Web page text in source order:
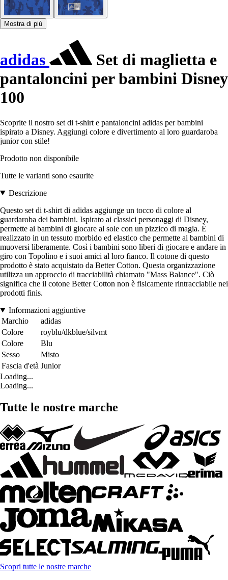
Mostra di più
adidas
Set di maglietta e
pantaloncini per bambini Disney
100
Scoprite il nostro set di t-shirt e pantaloncini adidas per bambini
ispirato a Disney. Aggiungi colore e divertimento al loro guardaroba
junior con stile!
Prodotto non disponibile
Tutte le varianti sono esaurite
Descrizione
Questo set di t-shirt di adidas aggiunge un tocco di colore al
guardaroba dei bambini. Ispirato ai classici personaggi di Disney,
permette ai bambini di giocare al sole con un pizzico di magia. È
realizzato in un tessuto morbido ed elastico che permette ai bambini di
muoversi liberamente. Così i bambini sono liberi di giocare e andare in
giro con Topolino e i suoi amici al loro fianco. Il cotone di questo
prodotto è stato acquistato da Better Cotton. Questa organizzazione
utilizza un approccio di tracciabilità chiamato "Mass Balance". Ciò
significa che il cotone Better Cotton non è fisicamente rintracciabile nei
prodotti finis.
Informazioni aggiuntive
Marchio
adidas
Colore
royblu/dkblue/silvmt
Colore
Blu
Sesso
Misto
Fascia d'età Junior
Loading...
Loading...
Tutte le nostre marche
Scopri tutte le nostre marche